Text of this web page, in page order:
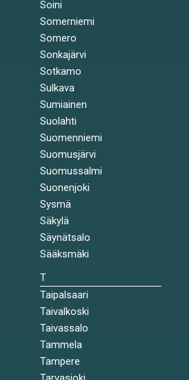
Soini
Somerniemi
Somero
Sonkajärvi
Sotkamo
Sulkava
Sumiainen
Suolahti
Suomenniemi
Suomusjärvi
Suomussalmi
Suonenjoki
Sysmä
Säkylä
Säynätsalo
Sääksmäki
T
Taipalsaari
Taivalkoski
Taivassalo
Tammela
Tampere